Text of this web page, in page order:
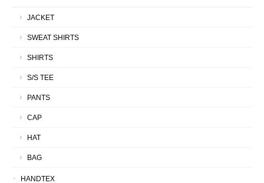
JACKET
SWEAT SHIRTS
SHIRTS
S/S TEE
PANTS
CAP
HAT
BAG
HANDTEX